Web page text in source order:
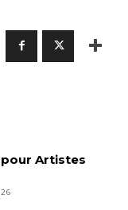
Artistes